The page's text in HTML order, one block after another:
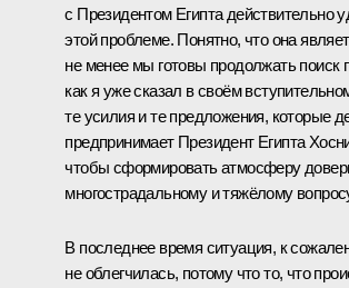
с Президентом Египта действительно
этой проблеме. Понятно, что она
не менее мы готовы продолжать
как я уже сказал в своём
те усилия и те предложения, которые
предпринимает Президент Египта
чтобы сформировать атмосферу
многострадальному и тяжёлому
В последнее время ситуация, к
не облегчилась, потому что то, что